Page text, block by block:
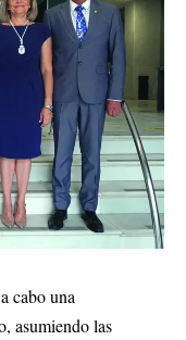
cabo una
asumiendo las